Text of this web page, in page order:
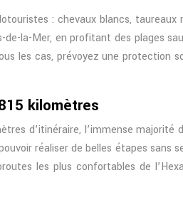
: chevaux blancs,
la-Mer, en profitant des plages
les cas, prévoyez une
kilomètres
d’itinéraire, l’immense
réaliser de belles étapes
les plus confortables de